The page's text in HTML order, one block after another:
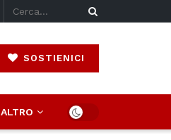
SOSTIENICI
ALTRO